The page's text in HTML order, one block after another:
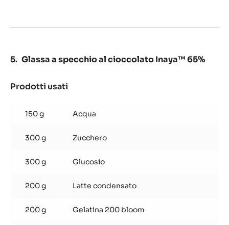
Glassa a specchio al cioccolato Inaya™ 65%
Prodotti usati
specchio
cioccolato
65%
150 g Acqua
300 g Zucchero
300 g Glucosio
200 g Latte condensato
200 g Gelatina 200 bloom